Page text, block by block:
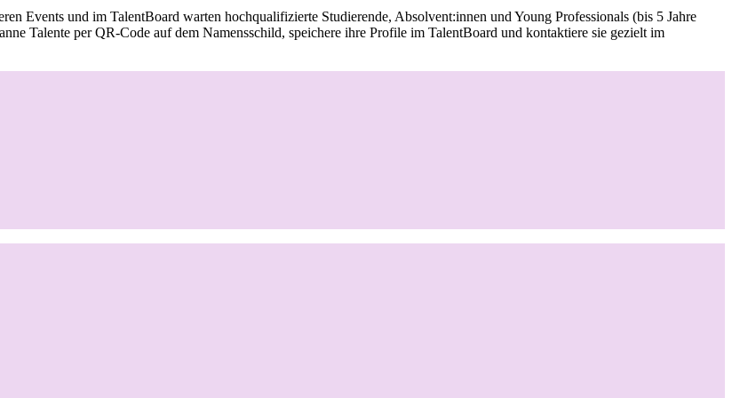
Events und im TalentBoard warten hochqualifizierte Studierende, Absolvent:innen und Young Professionals (bis 5 Jahre
Talente per QR-Code auf dem Namensschild, speichere ihre Profile im TalentBoard und kontaktiere sie gezielt im